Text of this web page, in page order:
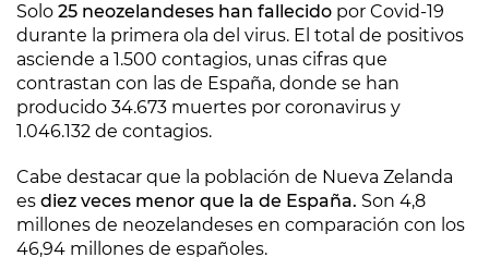
Solo 25 neozelandeses han fallecido por Covid-19
durante la primera ola del virus. El total de positivos
asciende a 1.500 contagios, unas cifras que
contrastan con las de España, donde se han
producido 34.673 muertes por coronavirus y
1.046.132 de contagios.
Cabe destacar que la población de Nueva Zelanda
es diez veces menor que la de España. Son 4,8
millones de neozelandeses en comparación con los
46,94 millones de españoles.